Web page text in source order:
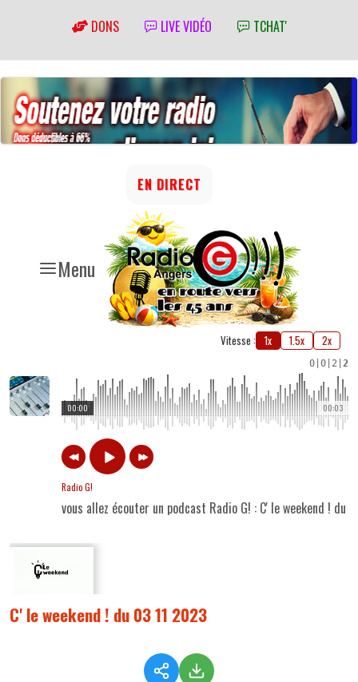
DONS LIVE VIDÉO TCHAT'
Menu
EN DIRECT
Vitesse : 1x 1.5x 2x
0 0 2 2
00:03
00:00
Radio G!
vous allez écouter un podcast Radio G! : C' le weekend ! du
C' le weekend ! du 03 11 2023